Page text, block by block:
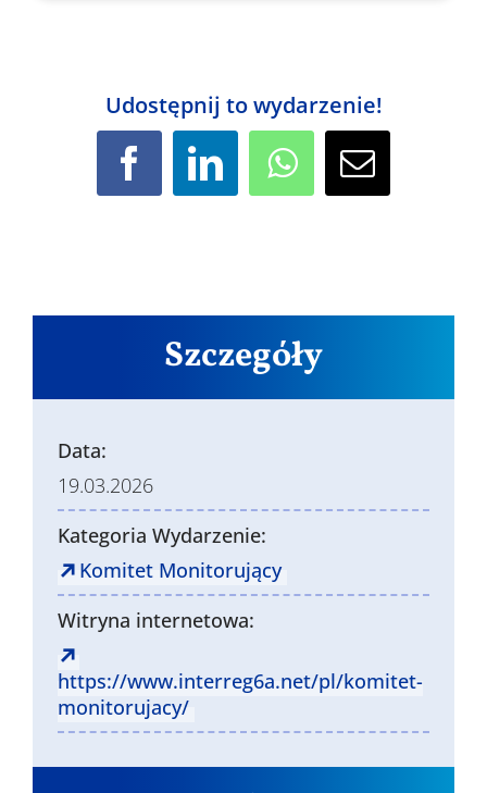
Udostępnij to wydarzenie!
LinkedIn WhatsAppEmail
Szczegóły
Data:
19.03.2026
Kategoria Wydarzenie:
Komitet Monitorujący
Witryna internetowa:
https://www.interreg6a.net/pl/komitet-
monitorujacy/